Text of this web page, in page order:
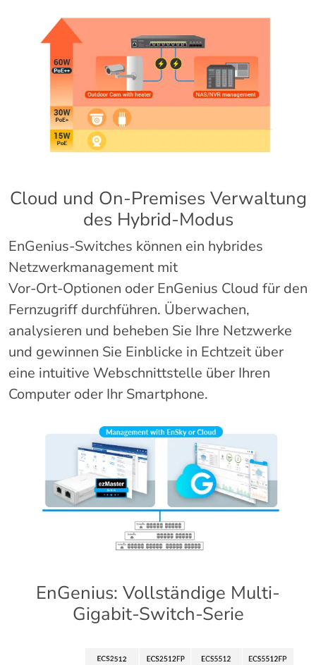
Cloud und On-Premises Verwaltung
des Hybrid-Modus
EnGenius-Switches können ein hybrides
Netzwerkmanagement mit
Vor-Ort-Optionen oder EnGenius Cloud für den
Fernzugriff durchführen. Überwachen,
analysieren und beheben Sie Ihre Netzwerke
und gewinnen Sie Einblicke in Echtzeit über
eine intuitive Webschnittstelle über Ihren
Computer oder Ihr Smartphone.
EnGenius: Vollständige Multi-
Gigabit-Switch-Serie